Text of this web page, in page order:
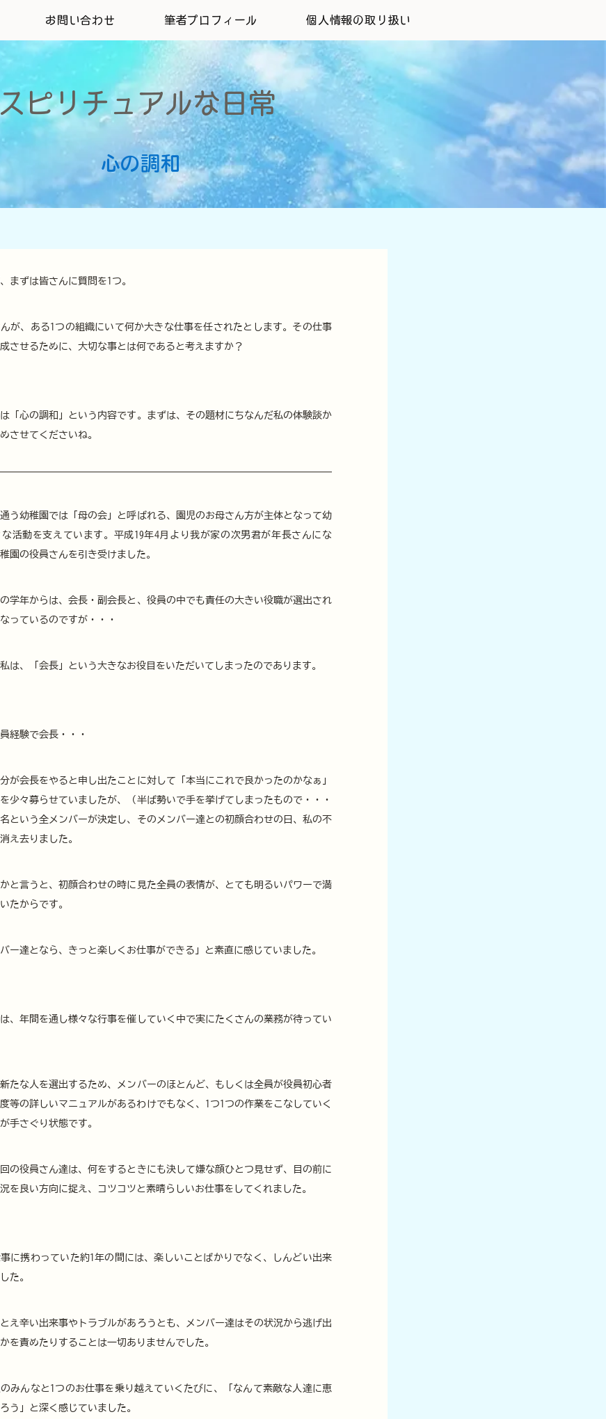
お問い合わせ 筆者プロフィール 個人情報の取り扱い
ピリチュアルな日常
​心の調和
まずは皆さんに質問を1つ。
が、ある1つの組織にいて何か大きな仕事を任されたとします。その仕事
させるために、大切な事とは何であると考えますか？
「心の調和」という内容です。まずは、その題材にちなんだ私の体験談か
させてくださいね。
う幼稚園では「母の会」と呼ばれる、園児のお母さん方が主体となって幼
活動を支えています。平成19年4月より我が家の次男君が年長さんにな
園の役員さんを引き受けました。
学年からは、会長・副会長と、役員の中でも責任の大きい役職が選出され
っているのですが・・・
は、「会長」という大きなお役目をいただいてしまったのであります。
経験で会長・・・
が会長をやると申し出たことに対して「本当にこれで良かったのかなぁ」
少々募らせていましたが、（半ば勢いで手を挙げてしまったもので・・・
という全メンバーが決定し、そのメンバー達との初顔合わせの日、私の不
え去りました。
と言うと、初顔合わせの時に見た全員の表情が、とても明るいパワーで満
たからです。
バー達となら、きっと楽しくお仕事ができる」と素直に感じていました。
、年間を通し様々な行事を催していく中で実にたくさんの業務が待ってい
たな人を選出するため、メンバーのほとんど、もしくは全員が役員初心者
等の詳しいマニュアルがあるわけでもなく、1つ1つの作業をこなしていく
手さぐり状態です。
の役員さん達は、何をするときにも決して嫌な顔ひとつ見せず、目の前に
を良い方向に捉え、コツコツと素晴らしいお仕事をしてくれました。
に携わっていた約1年の間には、楽しいことばかりでなく、しんどい出来
た。
え辛い出来事やトラブルがあろうとも、メンバー達はその状況から逃げ出
を責めたりすることは一切ありませんでした。
みんなと1つのお仕事を乗り越えていくたびに、「なんて素敵な人達に恵
う」と深く感じていました。